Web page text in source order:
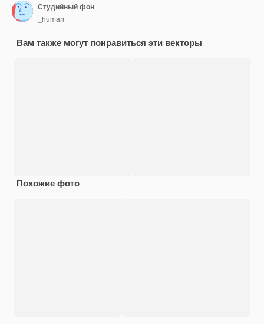
Студийный фон
_human
Вам также могут понравиться эти векторы
Похожие фото